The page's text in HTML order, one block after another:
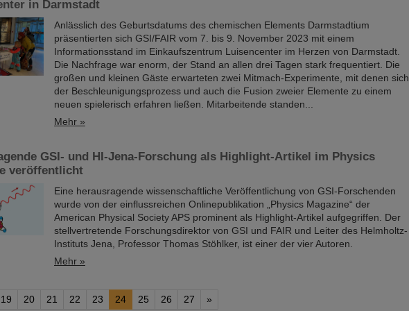
in Darmstadt
Anlässlich des Geburtsdatums des chemischen Elements Darmstadtium
präsentierten sich GSI/FAIR vom 7. bis 9. November 2023 mit einem
Informationsstand im Einkaufszentrum Luisencenter im Herzen von Darmstadt.
Die Nachfrage war enorm, der Stand an allen drei Tagen stark frequentiert. Die
großen und kleinen Gäste erwarteten zwei Mitmach-Experimente, mit denen sich
der Beschleunigungsprozess und auch die Fusion zweier Elemente zu einem
neuen spielerisch erfahren ließen. Mitarbeitende standen...
Mehr »
GSI- und HI-Jena-Forschung als Highlight-Artikel im Physics
veröffentlicht
Eine herausragende wissenschaftliche Veröffentlichung von GSI-Forschenden
wurde von der einflussreichen Onlinepublikation „Physics Magazine“ der
American Physical Society APS prominent als Highlight-Artikel aufgegriffen. Der
stellvertretende Forschungsdirektor von GSI und FAIR und Leiter des Helmholtz-
Instituts Jena, Professor Thomas Stöhlker, ist einer der vier Autoren.
Mehr »
19 20 21 22 23 24 25 26 27 »